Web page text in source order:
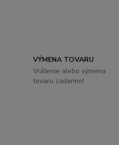
VÝMENA TOVARU
Vrátenie alebo výmena
tovaru zadarmo!